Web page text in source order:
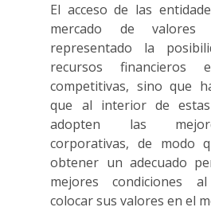
El acceso de las
mercado de
representado la
recursos financieros
competitivas, sino que
que al interior de
adopten las
corporativas, de modo
obtener un adecuado
mejores condiciones
colocar sus valores en el